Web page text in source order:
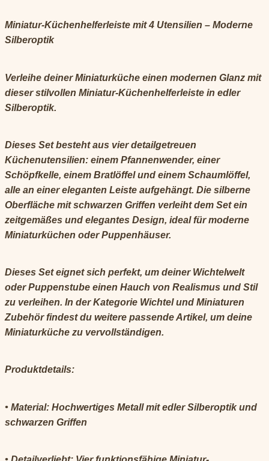
Miniatur-Küchenhelferleiste mit 4 Utensilien – Moderne
Silberoptik
Verleihe deiner Miniaturküche einen modernen Glanz mit
dieser stilvollen Miniatur-Küchenhelferleiste in edler
Silberoptik.
Dieses Set besteht aus vier detailgetreuen
Küchenutensilien: einem Pfannenwender, einer
Schöpfkelle, einem Bratlöffel und einem Schaumlöffel,
alle an einer eleganten Leiste aufgehängt. Die silberne
Oberfläche mit schwarzen Griffen verleiht dem Set ein
zeitgemäßes und elegantes Design, ideal für moderne
Miniaturküchen oder Puppenhäuser.
Dieses Set eignet sich perfekt, um deiner Wichtelwelt
oder Puppenstube einen Hauch von Realismus und Stil
zu verleihen. In der Kategorie Wichtel und Miniaturen
Zubehör findest du weitere passende Artikel, um deine
Miniaturküche zu vervollständigen.
Produktdetails:
• Material: Hochwertiges Metall mit edler Silberoptik und
schwarzen Griffen